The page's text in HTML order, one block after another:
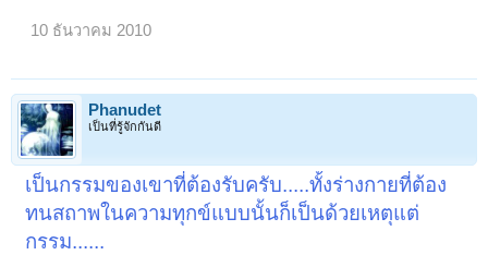
10 ธันวาคม 2010
Phanudet
เป็นที่รู้จักกันดี
เป็นกรรมของเขาที่ต้องรับครับ.....ทั้งร่างกายที่ต้อง
ทนสถาพในความทุกข์แบบนั้นก็เป็นด้วยเหตุแต่
กรรม......